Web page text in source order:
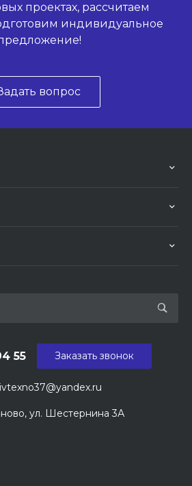
проектах, рассчитаем
индивидуальное
вопрос
ivtexno37@yandex.ru
55
ул. Шестернина 3А
Заказать звонок